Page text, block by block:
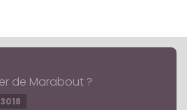
de Marabout ?
3018